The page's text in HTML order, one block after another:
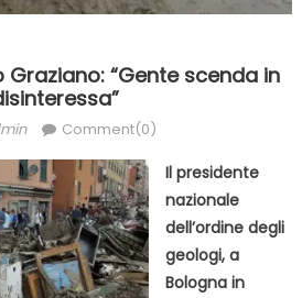
Graziano: “Gente scenda in
Comment(0)
Il presidente
nazionale
dell’ordine degli
geologi, a
Bologna in